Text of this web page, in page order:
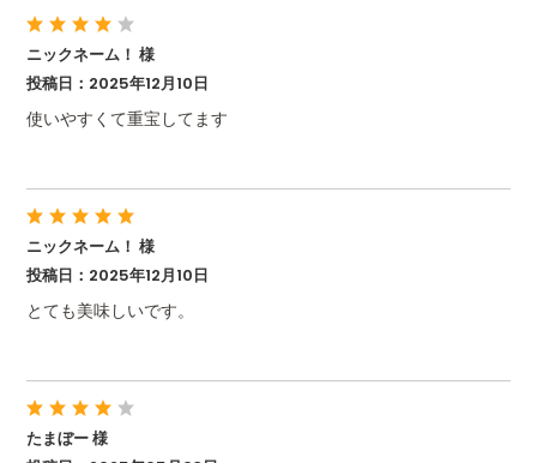
ニックネーム！ 様
投稿日：2025年12月10日
使いやすくて重宝してます
ニックネーム！ 様
投稿日：2025年12月10日
とても美味しいです。
たまぼー 様